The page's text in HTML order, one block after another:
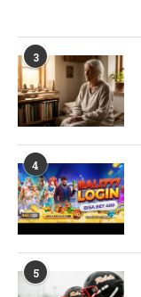
3
4
5